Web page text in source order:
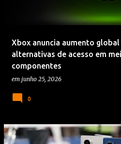
Xbox anuncia aumento
alternativas de acesso em
componentes
em junho 25, 2026
0